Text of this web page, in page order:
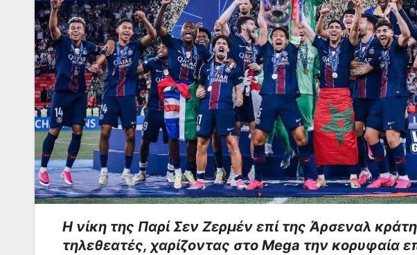
Η νίκη της Παρί Σεν Ζερμέν επί της Άρσεναλ
τηλεθεατές, χαρίζοντας στο Mega την κορυφαία